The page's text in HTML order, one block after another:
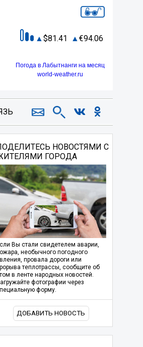
81.41 94.06
Погода в Лабытнанги на месяц
world-weather.ru
НОВОСТЯМИ С
ГОРОДА
Вы стали свидетелем аварии,
необычного погодного
провала дороги или
теплотрассы, сообщите об
в ленте народных новостей.
фотографии через
форму.
ДОБАВИТЬ НОВОСТЬ